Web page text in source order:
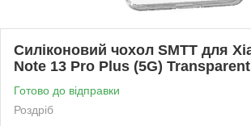
Силіконовий чохол SMTT для
Note 13 Pro Plus (5G) Transparent
Готово до відправки
Роздріб